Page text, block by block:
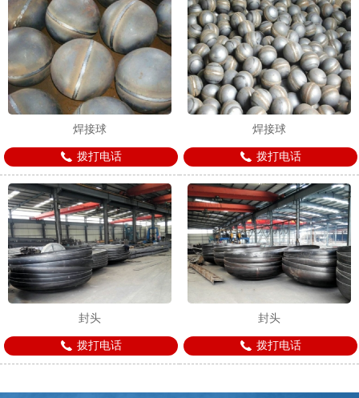
焊接球
拨打电话
焊接球
拨打电话
封头
拨打电话
封头
拨打电话